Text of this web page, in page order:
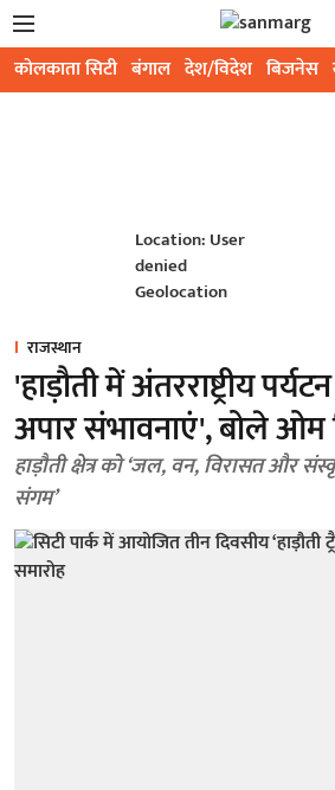
कोलकाता सिटी बंगाल देश/विदेश बिजनेस
Location: User
denied
Geolocation
राजस्थान
'हाड़ौती में अंतरराष्ट्रीय
अपार संभावनाएं', बोले ओम
हाड़ौती क्षेत्र को ‘जल, वन, विरासत और
संगम’